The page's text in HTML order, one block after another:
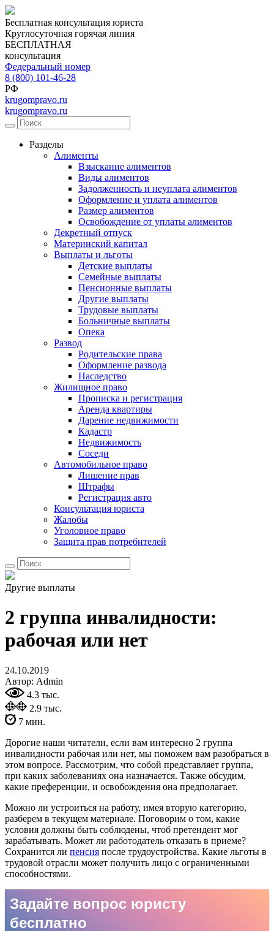
Бесплатная консультация юриста
Круглосуточная горячая линия
БЕСПЛАТНАЯ
консультация
Федеральный номер
8 (800) 101-46-28
РФ
krugompravo.ru
krugompravo.ru
Разделы
Алименты
Взыскание алиментов
Виды алиментов
Задолженность и неуплата алиментов
Оформление и уплата алиментов
Размер алиментов
Освобождение от уплаты алиментов
Декретный отпуск
Материнский капитал
Выплаты и льготы
Детские выплаты
Семейные выплаты
Пенсионные выплаты
Другие выплаты
Трудовые выплаты
Больничные выплаты
Опека
Развод
Родительские права
Оформление развода
Наследство
Жилищное право
Прописка и регистрация
Аренда квартиры
Дарение недвижимости
Кадастр
Недвижимость
Соседи
Автомобильное право
Лишение прав
Штрафы
Регистрация авто
Консультация юриста
Жалобы
Уголовное право
Защита прав потребителей
Другие выплаты
2 группа инвалидности:
рабочая или нет
24.10.2019
Автор: Admin
4.3 тыс.
2.9 тыс.
7 мин.
Дорогие наши читатели, если вам интересно 2 группа
инвалидности рабочая или нет, мы поможем вам разобраться в
этом вопросе. Рассмотрим, что собой представляет группа,
при каких заболеваниях она назначается. Также обсудим,
какие преференции, и освобождения она предполагает.
Можно ли устроиться на работу, имея вторую категорию,
разберем в текущем материале. Поговорим о том, какие
условия должны быть соблюдены, чтоб претендент мог
зарабатывать. Может ли работодатель отказать в приеме?
Сохранится ли пенсия после трудоустройства. Какие льготы в
трудовой отрасли может получить лицо с ограниченными
способностями.